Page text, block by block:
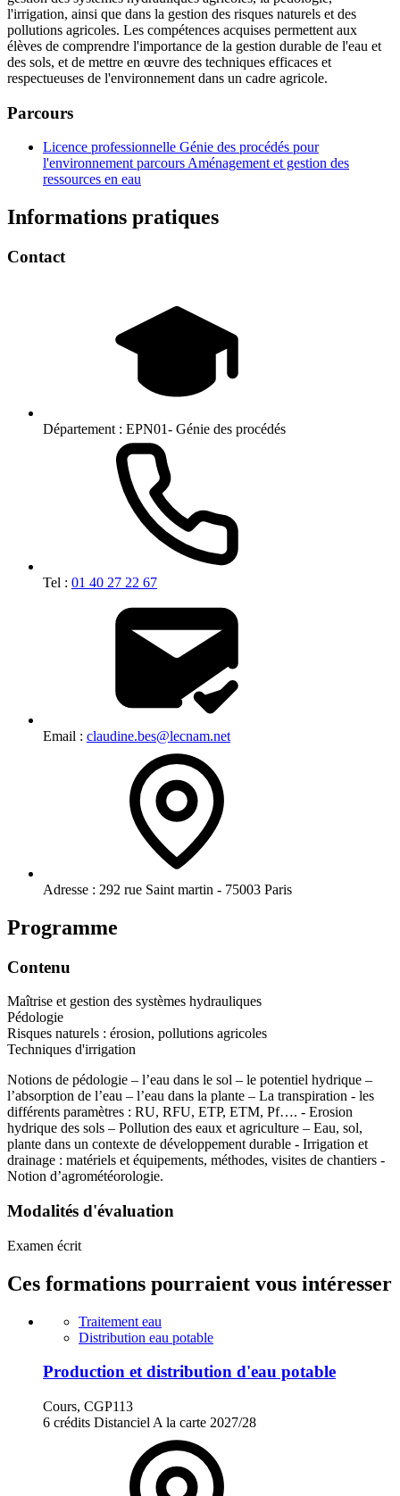
l'irrigation, ainsi que dans la gestion des risques naturels et des
pollutions agricoles. Les compétences acquises permettent aux
élèves de comprendre l'importance de la gestion durable de l'eau et
des sols, et de mettre en œuvre des techniques efficaces et
respectueuses de l'environnement dans un cadre agricole.
Parcours
Licence professionnelle Génie des procédés pour
l'environnement parcours Aménagement et gestion des
ressources en eau
Informations pratiques
Contact
Département : EPN01- Génie des procédés
Tel : 01 40 27 22 67
Email : claudine.bes@lecnam.net
Adresse : 292 rue Saint martin - 75003 Paris
Programme
Contenu
Maîtrise et gestion des systèmes hydrauliques
Pédologie
Risques naturels : érosion, pollutions agricoles
Techniques d'irrigation
Notions de pédologie – l’eau dans le sol – le potentiel hydrique –
l’absorption de l’eau – l’eau dans la plante – La transpiration - les
différents paramètres : RU, RFU, ETP, ETM, Pf…. - Erosion
hydrique des sols – Pollution des eaux et agriculture – Eau, sol,
plante dans un contexte de développement durable - Irrigation et
drainage : matériels et équipements, méthodes, visites de chantiers -
Notion d’agrométéorologie.
Modalités d'évaluation
Examen écrit
Ces formations pourraient vous intéresser
Traitement eau
Distribution eau potable
Production et distribution d'eau potable
Cours, CGP113
6 crédits Distanciel A la carte 2027/28